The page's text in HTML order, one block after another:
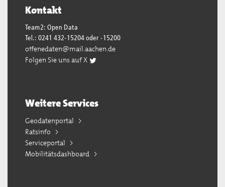
Kontakt
Team2: Open Data
Tel.: 0241 432-15204 oder -15200
offenedaten@mail.aachen.de
Folgen Sie uns auf X
Weitere Services
Geodatenportal
Ratsinfo
Serviceportal
Mobilitätsdashboard